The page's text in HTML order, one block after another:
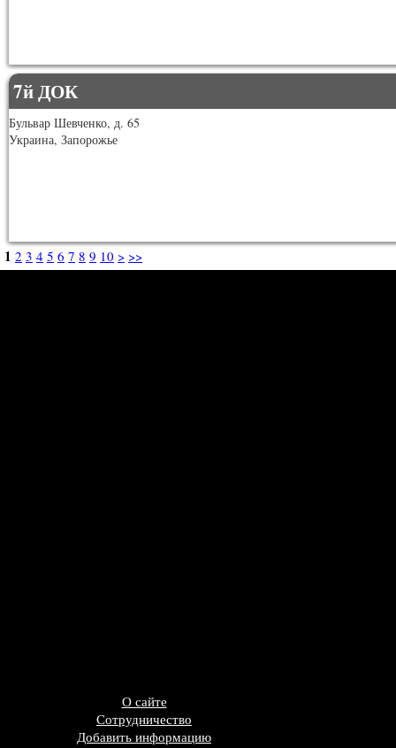
7й ДОК
Бульвар Шевченко, д. 65
Украина, Запорожье
1 2 3 4 5 6 7 8 9 10 > >>
О сайте
Сотрудничество
Добавить информацию